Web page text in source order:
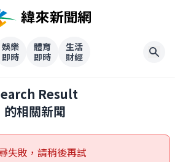
娛樂
即時
體育
即時
生活
財經
Result
的相關新聞
失敗，請稍後再試